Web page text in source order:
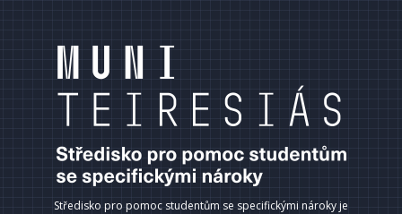
Středisko pro pomoc studentům se specifickými nároky je